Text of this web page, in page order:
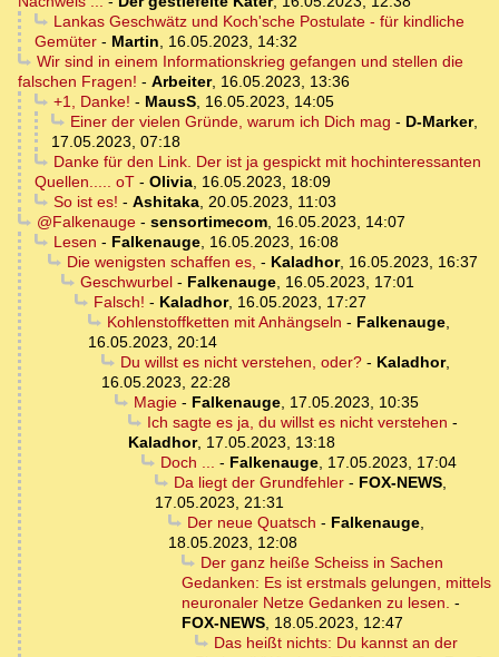
Lankas Geschwätz und Koch'sche Postulate - für kindliche
Gemüter - Martin, 16.05.2023, 14:32
Wir sind in einem Informationskrieg gefangen und stellen die
falschen Fragen! - Arbeiter, 16.05.2023, 13:36
+1, Danke! - MausS, 16.05.2023, 14:05
Einer der vielen Gründe, warum ich Dich mag - D-Marker,
17.05.2023, 07:18
Danke für den Link. Der ist ja gespickt mit hochinteressanten
Quellen..... oT - Olivia, 16.05.2023, 18:09
So ist es! - Ashitaka, 20.05.2023, 11:03
@Falkenauge- sensortimecom, 16.05.2023, 14:07
Lesen - Falkenauge, 16.05.2023, 16:08
Die wenigsten schaffen es, - Kaladhor, 16.05.2023, 16:37
Geschwurbel- Falkenauge, 16.05.2023, 17:01
Falsch! - Kaladhor, 16.05.2023, 17:27
Kohlenstoffketten mit Anhängseln - Falkenauge,
16.05.2023, 20:14
Du willst es nicht verstehen, oder?- Kaladhor,
16.05.2023, 22:28
Magie- Falkenauge, 17.05.2023, 10:35
Ich sagte es ja, du willst es nicht verstehen -
Kaladhor, 17.05.2023, 13:18
Doch ... - Falkenauge, 17.05.2023, 17:04
Da liegt der Grundfehler- FOX-NEWS,
17.05.2023, 21:31
Der neue Quatsch - Falkenauge,
18.05.2023, 12:08
Der ganz heiße Scheiss in Sachen
Gedanken: Es ist erstmals gelungen, mittels
neuronaler Netze Gedanken zu lesen. -
FOX-NEWS, 18.05.2023, 12:47
Das heißt nichts: Du kannst an der